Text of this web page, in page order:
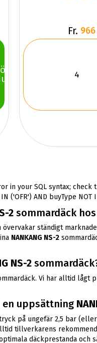
Fr.
in your SQL syntax;
('OFR') AND buyType NOT
2sommardäck hos
ständigt
NANKANG NS-2
NS-2
Vi har alltid lågt
en uppsättning
på ungefär 2,5 bar
tillverkarens
däckprestanda och